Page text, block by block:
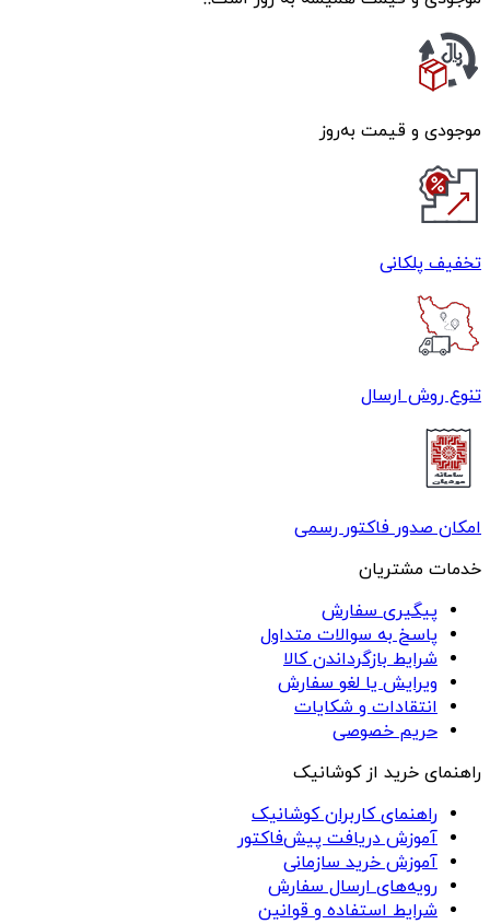
موجودی و قیمت به‌روز
تخفیف پلکانی
تنوع روش ارسال
امکان صدور فاکتور رسمی
خدمات مشتریان
پیگیری سفارش
پاسخ به سوالات متداول
شرایط بازگرداندن کالا
ویرایش یا لغو سفارش
انتقادات و شکایات
حریم خصوصی
راهنمای خرید از کوشانیک
راهنمای کاربران کوشانیک
آموزش دریافت پیش‌فاکتور
آموزش خرید سازمانی
رویه‌های ارسال سفارش
شرایط استفاده و قوانین